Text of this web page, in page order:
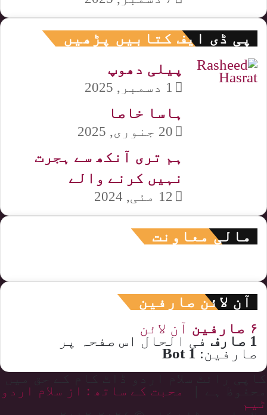
پی ڈی ایف کتابیں پڑھیں
پیلی دھوپ
1 دسمبر, 2025
ہاسا خاصا
20 جنوری, 2025
ہم تری آنکھ سے ہجرت
نہیں کرنے والے
12 مئی, 2024
مالی معاونت
آن لائن صارفین
۶ صارفین آن لائن
1 صارف فی الحال اس صفحہ پر
صارفین: 1 Bot
محبت کے ساتھ : از سلام اردو
ٹیم